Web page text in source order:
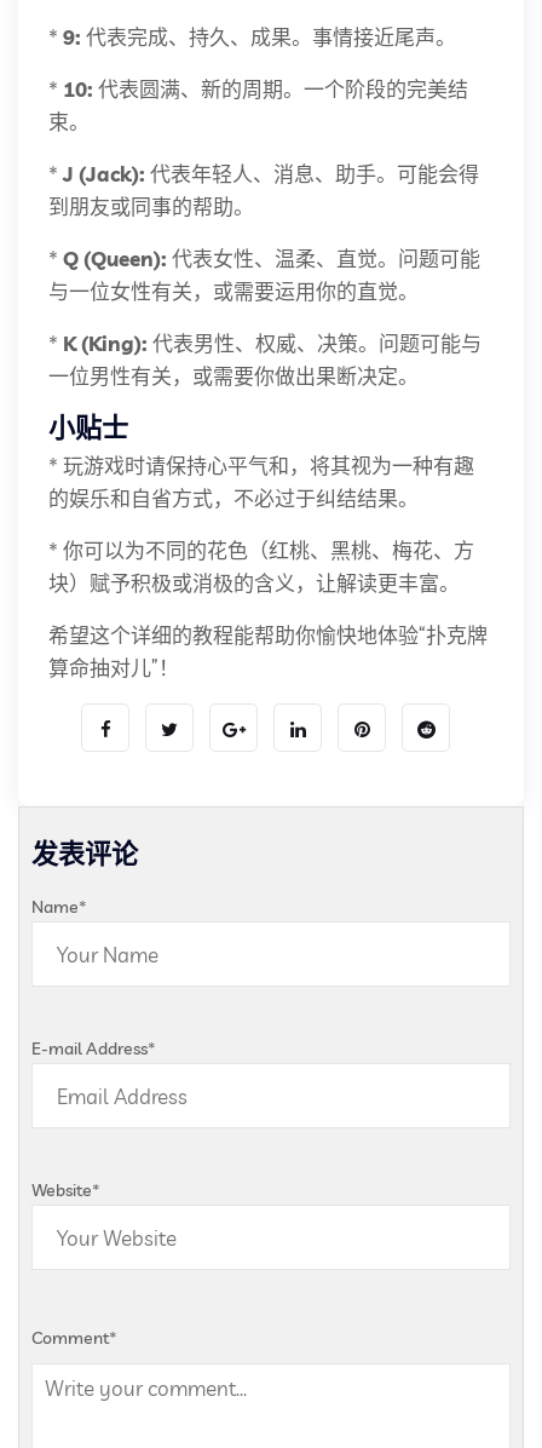
* 9: 代表完成、持久、成果。事情接近尾声。
* 10: 代表圆满、新的周期。一个阶段的完美结
束。
*J (Jack): 代表年轻人、消息、助手。可能会得
到朋友或同事的帮助。
* Q (Queen): 代表女性、温柔、直觉。问题可能
与一位女性有关，或需要运用你的直觉。
* K (King): 代表男性、权威、决策。问题可能与
一位男性有关，或需要你做出果断决定。
小贴士
* 玩游戏时请保持心平气和，将其视为一种有趣
的娱乐和自省方式，不必过于纠结结果。
* 你可以为不同的花色（红桃、黑桃、梅花、方
块）赋予积极或消极的含义，让解读更丰富。
希望这个详细的教程能帮助你愉快地体验“扑克牌
算命抽对儿”！
发表评论
Name*
E-mail Address*
Website*
Comment*